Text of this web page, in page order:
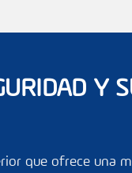
Y
que ofrece una